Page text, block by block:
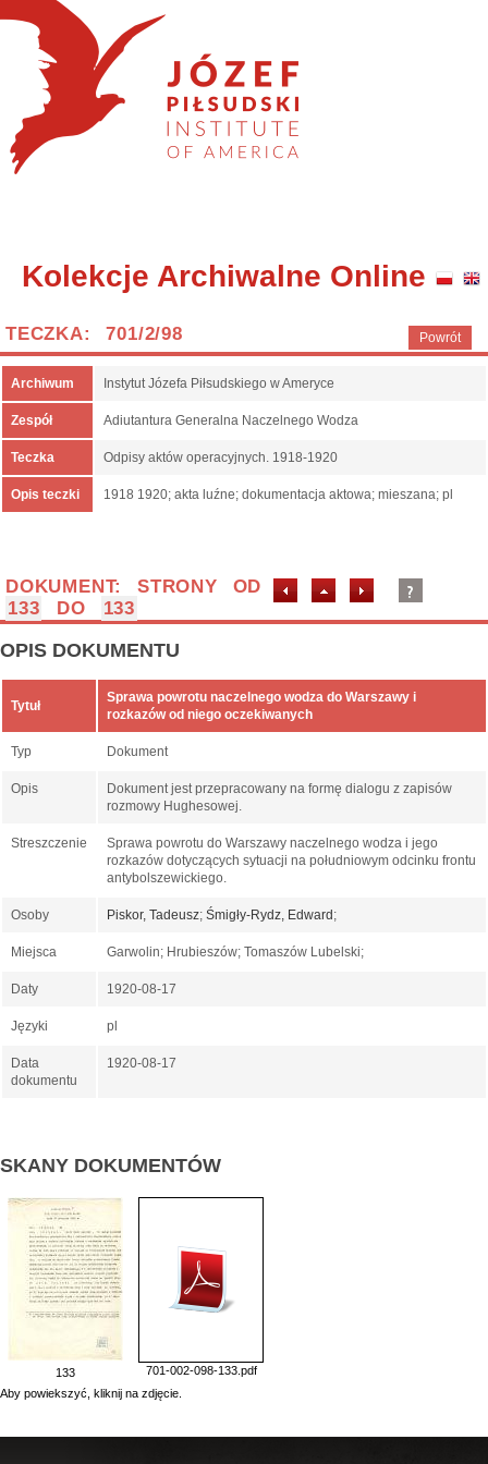
Kolekcje Archiwalne Online
Powrót
TECZKA: 701/2/98
Archiwum Instytut Józefa Piłsudskiego w Ameryce
Zespół Adiutantura Generalna Naczelnego Wodza
Teczka Odpisy aktów operacyjnych. 1918-1920
Opis teczki 1918 1920; akta luźne; dokumentacja aktowa; mieszana; pl
DOKUMENT: STRONY OD
133
DO 133
OPIS DOKUMENTU
Tytuł
Sprawa powrotu naczelnego wodza do Warszawy i
rozkazów od niego oczekiwanych
Typ Dokument
Opis
Dokument jest przepracowany na formę dialogu z zapisów
rozmowy Hughesowej.
Streszczenie
Sprawa powrotu do Warszawy naczelnego wodza i jego
rozkazów dotyczących sytuacji na południowym odcinku frontu
antybolszewickiego.
Osoby Piskor, Tadeusz; Śmigły-Rydz, Edward ;
Miejsca Garwolin; Hrubieszów; Tomaszów Lubelski;
Daty 1920-08-17
Języki pl
Data
dokumentu
1920-08-17
SKANY DOKUMENTÓW
133
701-002-098-133.pdf
Aby powiekszyć, kliknij na zdjęcie.